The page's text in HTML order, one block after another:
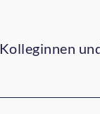
Kolleginnen